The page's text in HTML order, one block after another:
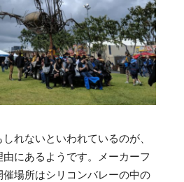
れないといわれているのが、
にあるようです。メーカーフ
催場所はシリコンバレーの中の